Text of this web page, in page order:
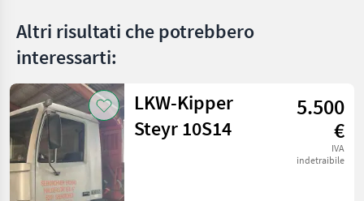
Altri risultati che potrebbero
interessarti:
LKW-Kipper
Steyr 10S14
5.500
€
IVA
indetraibile